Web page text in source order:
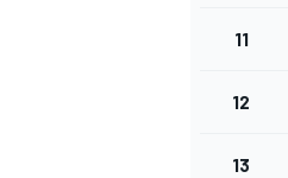
11
12
13